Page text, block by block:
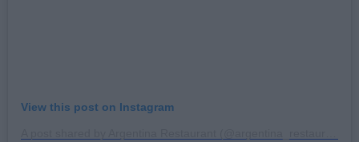
View this post on Instagram